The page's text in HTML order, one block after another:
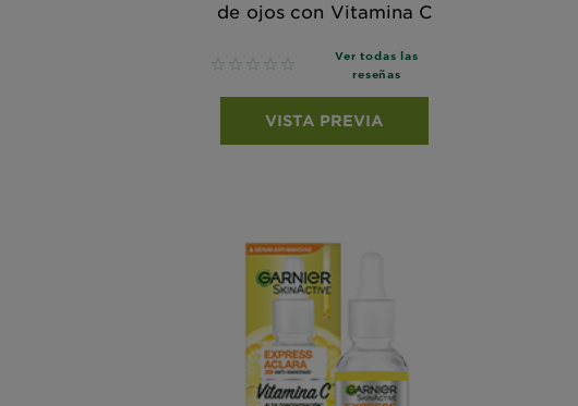
de ojos con Vitamina C
No reviews
Ver todas las
reseñas
VISTA PREVIA